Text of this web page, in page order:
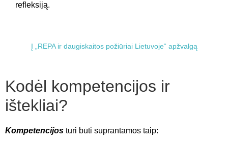
refleksiją.
Į „REPA ir daugiskaitos požiūriai Lietuvoje“ apžvalgą
Kodėl kompetencijos ir
ištekliai?
Kompetencijos turi būti suprantamos taip: